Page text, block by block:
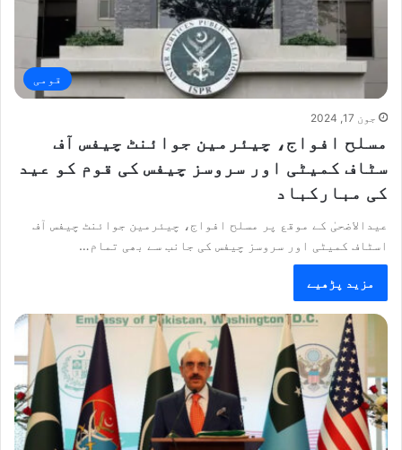
قومی
جون 17, 2024
مسلح افواج، چیئرمین جوائنٹ چیفس آف
سٹاف کمیٹی اور سروسز چیفس کی قوم کو عید
کی مبارکباد
عیدالاضحیٰ کے موقع پر مسلح افواج، چیئرمین جوائنٹ چیفس آف
اسٹاف کمیٹی اور سروسز چیفس کی جانب سے بھی تمام…
مزید پڑھیے